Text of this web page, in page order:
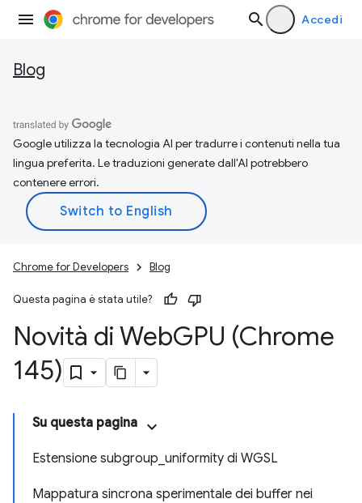
Accedi
Blog
Google utilizza la tecnologia AI per tradurre i contenuti nella tua
lingua preferita. Le traduzioni generate dall'AI potrebbero
contenere errori.
Chrome for Developers Blog
Questa pagina è stata utile?
Novità di WebGPU (Chrome
145)
Su questa pagina
Estensione subgroup_uniformity di WGSL
Mappatura sincrona sperimentale dei buffer nei